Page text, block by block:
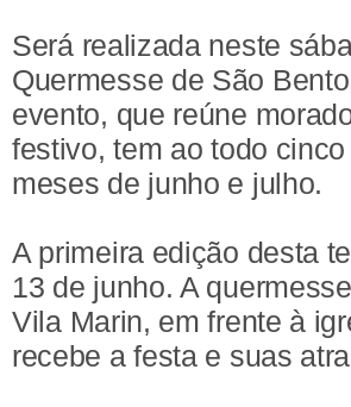
Será realizada neste
Quermesse de São
evento, que reúne
festivo, tem ao todo
meses de junho e julho.
A primeira edição desta
13 de junho. A
Vila Marin, em frente à
recebe a festa e suas